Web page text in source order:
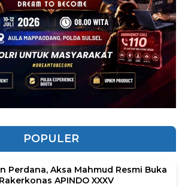
POPULER
Perdana, Aksa Mahmud Resmi Buka
APINDO XXXV